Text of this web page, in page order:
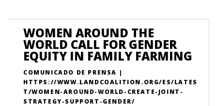
WOMEN AROUND THE
WORLD CALL FOR GENDER
EQUITY IN FAMILY FARMING
COMUNICADO DE PRENSA |
HTTPS://WWW.LANDCOALITION.ORG/ES/LATES
T/WOMEN-AROUND-WORLD-CREATE-JOINT-
STRATEGY-SUPPORT-GENDER/